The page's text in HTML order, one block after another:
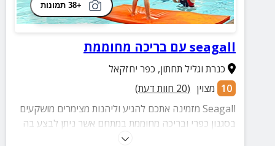
+38 תמונות
seagall עם בריכה מחוממת
כנרת וגליל תחתון, כפר יחזקאל
10 מצוין (
20 חוות דעת)
Seagall מזמינה אתכם להגיע וליהנות מצימרים מושקעים
בסגנון כפרי ובריכה מחוממת במתחם אשר ניתן לבצע בה
טיפולי מים, פעילויות לפעוטות וצלילות משפחתיות מגבשות.